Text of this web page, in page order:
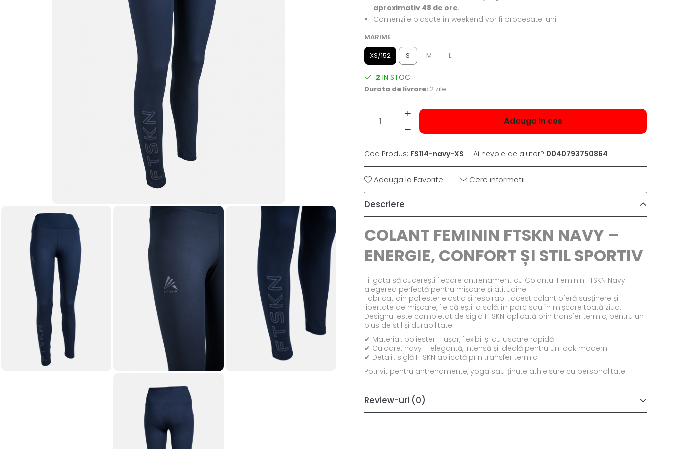
aproximativ 48 de ore.
Comenzile plasate în weekend vor fi procesate luni.
MARIME:
XS/152
S M L
2 IN STOC
Durata de livrare: 2 zile
Adauga in cos
Cod Produs: FS114-navy-XS Ai nevoie de ajutor? 0040793750864
Adauga la Favorite Cere informatii
Descriere
COLANT FEMININ FTSKN NAVY –
ENERGIE, CONFORT ȘI STIL SPORTIV
Fii gata să cucerești fiecare antrenament cu Colantul Feminin FTSKN Navy –
alegerea perfectă pentru mișcare și atitudine.
Fabricat din poliester elastic și respirabil, acest colant oferă susținere și
libertate de mișcare, fie că ești la sală, în parc sau în mișcare toată ziua.
Designul este completat de sigla FTSKN aplicată prin transfer termic, pentru un
plus de stil și durabilitate.
✔ Material: poliester – ușor, flexibil și cu uscare rapidă
✔ Culoare: navy – elegantă, intensă și ideală pentru un look modern
✔ Detalii: siglă FTSKN aplicată prin transfer termic
Potrivit pentru antrenamente, yoga sau ținute athleisure cu personalitate.
Review-uri (0)